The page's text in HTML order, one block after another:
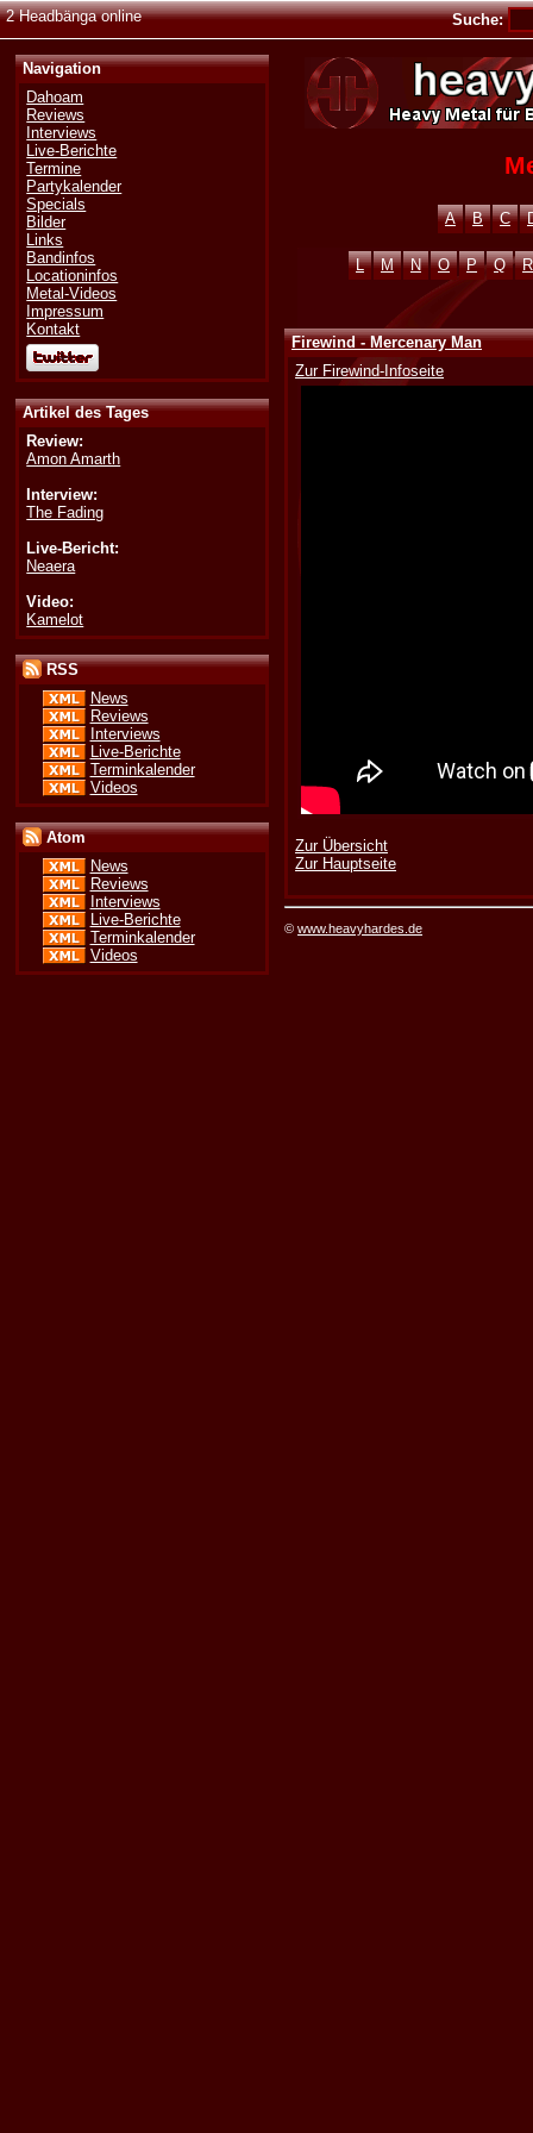
2 Headbänga online Suche:
Navigation
Dahoam
Reviews
Interviews
Live-Berichte
Termine
Partykalender
Specials
Bilder
Links
Bandinfos
Locationinfos
Metal-Videos
Impressum
Kontakt
Artikel des Tages
Review:
Amon Amarth
Interview:
The Fading
Live-Bericht:
Neaera
Video:
Kamelot
RSS
News
Reviews
Interviews
Live-Berichte
Terminkalender
Videos
Atom
News
Reviews
Interviews
Live-Berichte
Terminkalender
Videos
A B C
L M N O P Q R
Firewind - Mercenary Man
Zur Firewind-Infoseite
Zur Übersicht
Zur Hauptseite
©www.heavyhardes.de